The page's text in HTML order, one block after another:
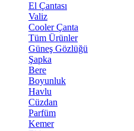
El Çantası
Valiz
Cooler Çanta
Tüm Ürünler
Güneş Gözlüğü
Şapka
Bere
Boyunluk
Havlu
Cüzdan
Parfüm
Kemer